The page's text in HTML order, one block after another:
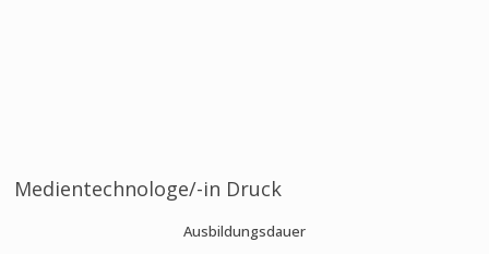
Medientechnologe/-in Druck
Ausbildungsdauer